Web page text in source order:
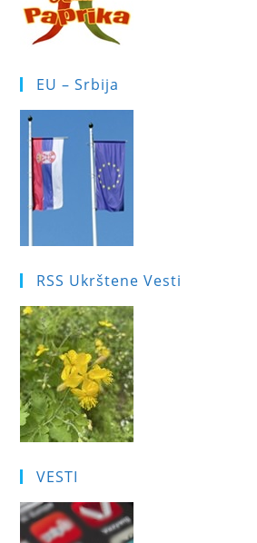
EU – Srbija
RSS Ukrštene Vesti
VESTI